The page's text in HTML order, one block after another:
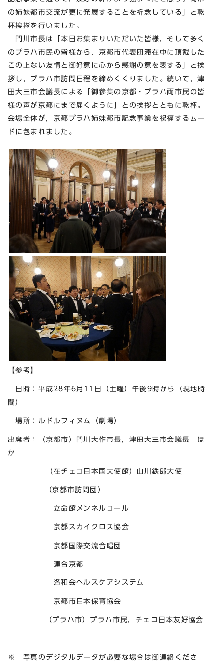
の姉妹都市交流が更に発展することを祈念している」と乾
杯挨拶を行いました。
門川市長は「本日お集まりいただいた皆様，そして多く
のプラハ市民の皆様から，京都市代表団滞在中に頂戴した
この上ない友情と御好意に心から感謝の意を表する」と挨
拶し，プラハ市訪問日程を締めくくりました。続いて，津
田大三市会議長による「御参集の京都・プラハ両市民の皆
様の声が京都にまで届くように」との挨拶とともに乾杯。
会場全体が，京都プラハ姉妹都市記念事業を祝福するムー
ドに包まれました。
【参考】
日時：平成28年6月11日（土曜）午後9時から（現地時
間）
場所：ルドルフィヌム（劇場）
出席者：（京都市）門川大作市長，津田大三市会議長 ほ
か
（在チェコ日本国大使館）山川鉄郎大使
（京都市訪問団）
立命館メンネルコール
京都スカイクロス協会
京都国際交流合唱団
連合京都
洛和会ヘルスケアシステム
京都市日本保育協会
（プラハ市）プラハ市民，チェコ日本友好協会
※ 写真のデジタルデータが必要な場合は御連絡くださ